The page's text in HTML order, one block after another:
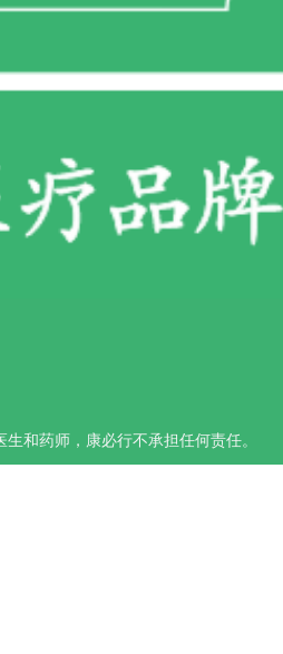
和药师，康必行不承担任何责任。